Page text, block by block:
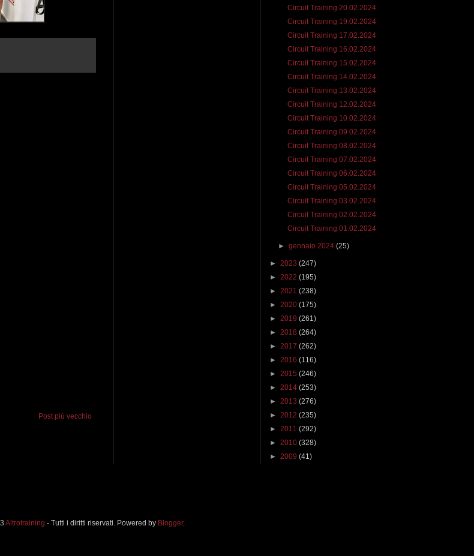
Post più vecchio
Circuit Training 20.02.2024
Circuit Training 19.02.2024
Circuit Training 17.02.2024
Circuit Training 16.02.2024
Circuit Training 15.02.2024
Circuit Training 14.02.2024
Circuit Training 13.02.2024
Circuit Training 12.02.2024
Circuit Training 10.02.2024
Circuit Training 09.02.2024
Circuit Training 08.02.2024
Circuit Training 07.02.2024
Circuit Training 06.02.2024
Circuit Training 05.02.2024
Circuit Training 03.02.2024
Circuit Training 02.02.2024
Circuit Training 01.02.2024
►gennaio 2024(25)
► 2023 (247)
► 2022 (195)
► 2021 (238)
► 2020 (175)
► 2019 (261)
► 2018 (264)
► 2017 (262)
► 2016 (116)
► 2015 (246)
► 2014 (253)
► 2013 (276)
► 2012 (235)
► 2011 (292)
► 2010 (328)
► 2009 (41)
Altrotraining - Tutti i diritti riservati. Powered by Blogger.